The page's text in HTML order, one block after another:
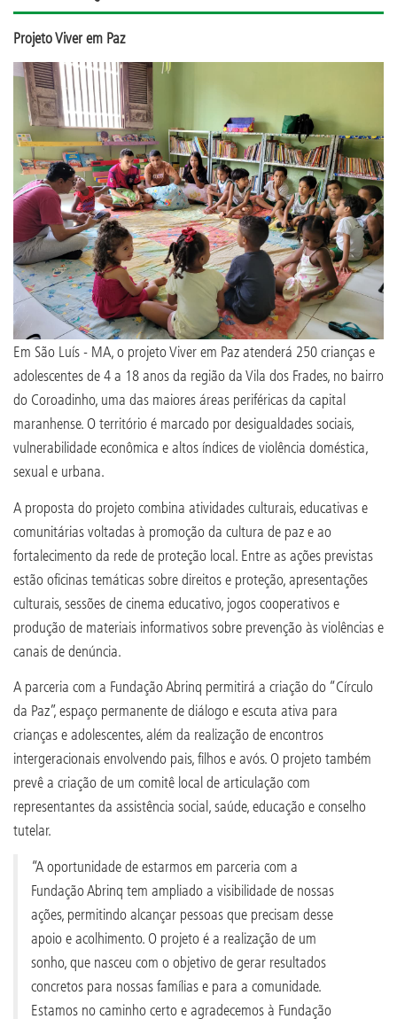
Projeto Viver em Paz
Em São Luís - MA, o projeto Viver em Paz atenderá 250 crianças e
adolescentes de 4 a 18 anos da região da Vila dos Frades, no bairro
do Coroadinho, uma das maiores áreas periféricas da capital
maranhense. O território é marcado por desigualdades sociais,
vulnerabilidade econômica e altos índices de violência doméstica,
sexual e urbana.
A proposta do projeto combina atividades culturais, educativas e
comunitárias voltadas à promoção da cultura de paz e ao
fortalecimento da rede de proteção local. Entre as ações previstas
estão oficinas temáticas sobre direitos e proteção, apresentações
culturais, sessões de cinema educativo, jogos cooperativos e
produção de materiais informativos sobre prevenção às violências e
canais de denúncia.
A parceria com a Fundação Abrinq permitirá a criação do “Círculo
da Paz”, espaço permanente de diálogo e escuta ativa para
crianças e adolescentes, além da realização de encontros
intergeracionais envolvendo pais, filhos e avós. O projeto também
prevê a criação de um comitê local de articulação com
representantes da assistência social, saúde, educação e conselho
tutelar.
“A oportunidade de estarmos em parceria com a
Fundação Abrinq tem ampliado a visibilidade de nossas
ações, permitindo alcançar pessoas que precisam desse
apoio e acolhimento. O projeto é a realização de um
sonho, que nasceu com o objetivo de gerar resultados
concretos para nossas famílias e para a comunidade.
Estamos no caminho certo e agradecemos à Fundação